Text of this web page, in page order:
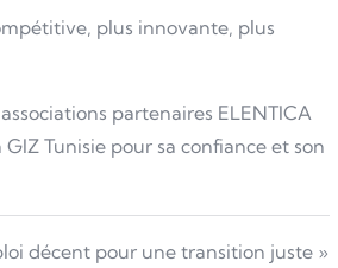
plus innovante, plus
partenaires ELENTICA
Tunisie pour sa confiance et son
décent pour une transition juste »